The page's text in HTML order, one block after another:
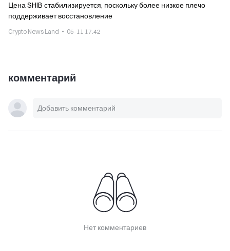
Цена SHIB стабилизируется, поскольку более низкое плечо
поддерживает восстановление
Crypto News Land 05-11 17:42
комментарий
Нет комментариев